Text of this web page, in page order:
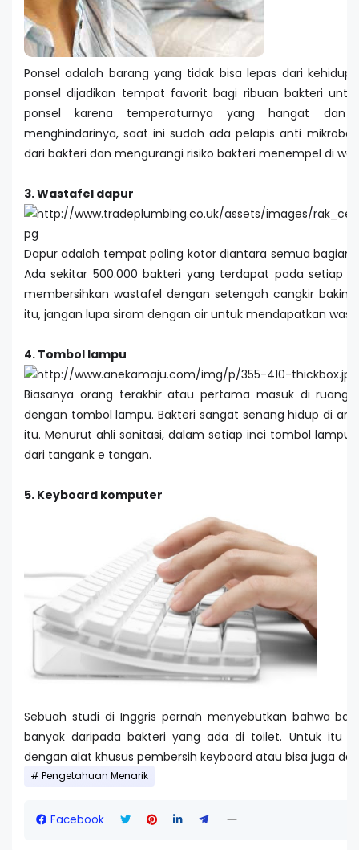
Ponsel adalah barang yang tidak bisa lepas dari
ponsel dijadikan tempat favorit bagi ribuan bakteri
ponsel karena temperaturnya yang hangat dan
menghindarinya, saat ini sudah ada pelapis anti
dari bakteri dan mengurangi risiko bakteri menempel di
3. Wastafel dapur
Dapur adalah tempat paling kotor diantara semua bagian
Ada sekitar 500.000 bakteri yang terdapat pada setiap
membersihkan wastafel dengan setengah cangkir
itu, jangan lupa siram dengan air untuk mendapatkan
4. Tombol lampu
Biasanya orang terakhir atau pertama masuk di
dengan tombol lampu. Bakteri sangat senang hidup di
itu. Menurut ahli sanitasi, dalam setiap inci tombol lampu
dari tangank e tangan.
5. Keyboard komputer
Sebuah studi di Inggris pernah menyebutkan bahwa
banyak daripada bakteri yang ada di toilet. Untuk itu
dengan alat khusus pembersih keyboard atau bisa juga
Pengetahuan Menarik
Facebook